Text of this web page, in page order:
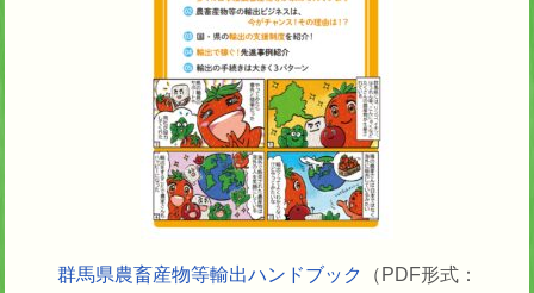
群馬県農畜産物等輸出ハンドブック
（PDF形式：